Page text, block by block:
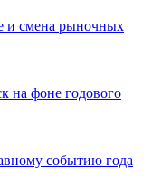
и смена рыночных
на фоне годового
событию года